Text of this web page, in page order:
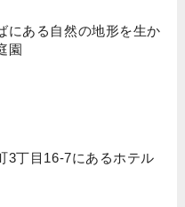
にある自然の地形を生か
園
3丁目16-7にあるホテル